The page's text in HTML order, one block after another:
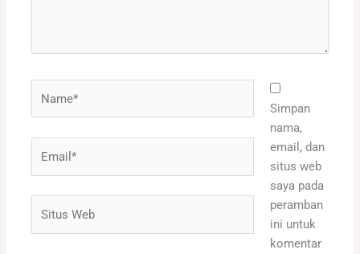
Simpan
nama,
email, dan
situs web
saya pada
peramban
ini untuk
komentar